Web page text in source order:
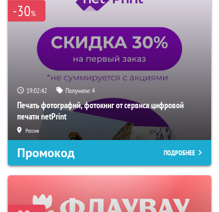
-30%
19:02:41 Получили:4
Печать фотографий, фотокниг от сервиса цифровой
печати netPrint
Россия
Промокод ПОДРОБНЕЕ